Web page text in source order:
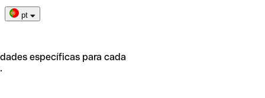
pt
específicas para cada